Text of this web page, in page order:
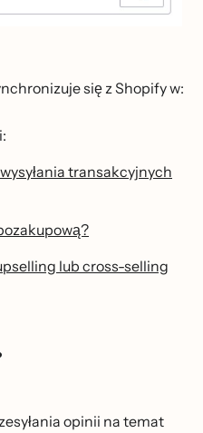
się z Shopify w:
transakcyjnych
lub cross-selling
opinii na temat